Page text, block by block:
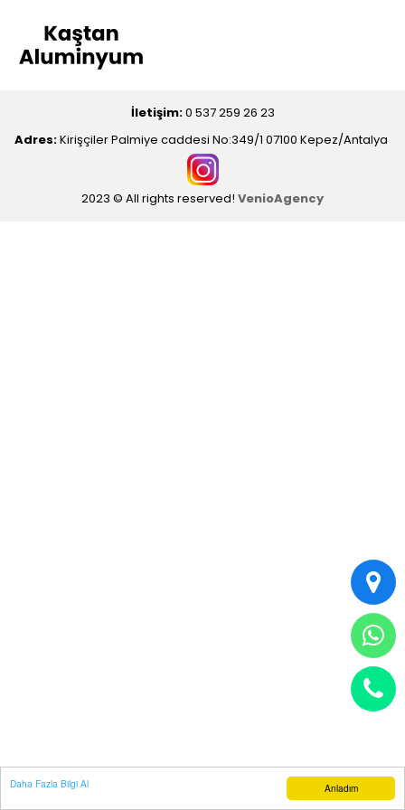
Anladım
Daha Fazla Bilgi Al
İletişim:0 537 259 26 23
Adres:Kirişçiler Palmiye caddesi No:349/1 07100 Kepez/Antalya
2023 © All rights reserved! VenioAgency